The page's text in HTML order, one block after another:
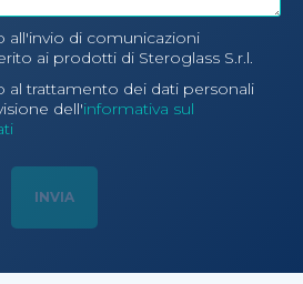
all'invio di comunicazioni
ai prodotti di Steroglass S.r.l.
al trattamento dei dati personali
dell'informativa sul